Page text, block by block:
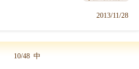
2013/11/28
10/48 中